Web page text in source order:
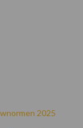
2025